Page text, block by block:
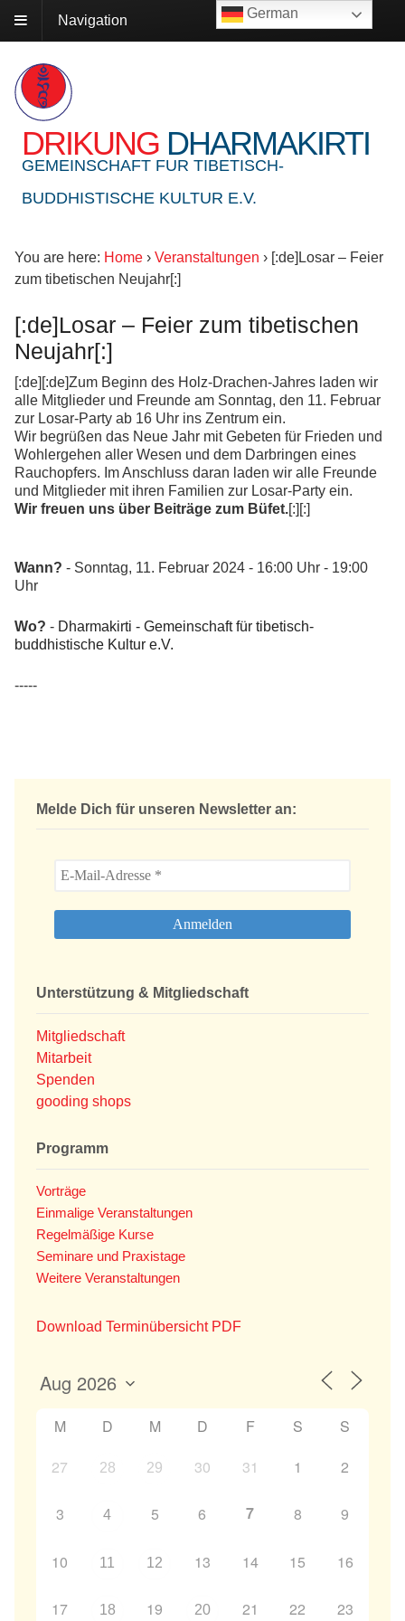
Navigation
DRIKUNG DHARMAKIRTI
GEMEINSCHAFT FUR TIBETISCH-
BUDDHISTISCHE KULTUR E.V.
You are here: Home › Veranstaltungen › [:de]Losar – Feier
zum tibetischen Neujahr[:]
[:de]Losar – Feier zum tibetischen
Neujahr[:]
[:de][:de]Zum Beginn des Holz-Drachen-Jahres laden wir
alle Mitglieder und Freunde am Sonntag, den 11. Februar
zur Losar-Party ab 16 Uhr ins Zentrum ein.
Wir begrüßen das Neue Jahr mit Gebeten für Frieden und
Wohlergehen aller Wesen und dem Darbringen eines
Rauchopfers. Im Anschluss daran laden wir alle Freunde
und Mitglieder mit ihren Familien zur Losar-Party ein.
Wir freuen uns über Beiträge zum Büfet.[:][:]
Wann? - Sonntag, 11. Februar 2024 - 16:00 Uhr - 19:00
Uhr
Wo? - Dharmakirti - Gemeinschaft für tibetisch-
buddhistische Kultur e.V.
-----
Melde Dich für unseren Newsletter an:
Unterstützung & Mitgliedschaft
Mitgliedschaft
Mitarbeit
Spenden
gooding shops
Programm
Vorträge
Einmalige Veranstaltungen
Regelmäßige Kurse
Seminare und Praxistage
Weitere Veranstaltungen
Download Terminübersicht PDF
M D M D F S
S
27
28 29 30 31 1 2
3 4 5 6 7 8 9
10 11 12 13 14 15 16
17 18 19 20 21 22 23
German